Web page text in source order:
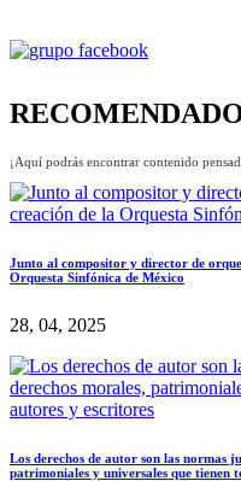
¡Aquí podrás encontrar contenido
Junto al compositor y director de
Orquesta Sinfónica de México
28, 04, 2025
Los derechos de autor son las normas
patrimoniales y universales que tienen